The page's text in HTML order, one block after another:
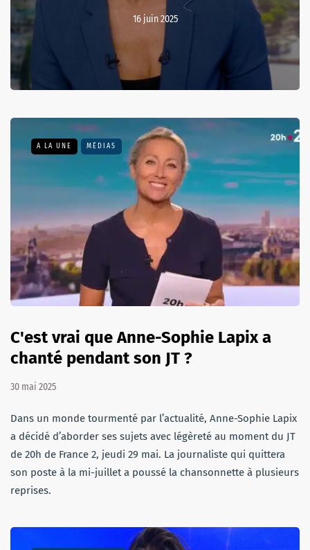
16 juin 2025
A LA UNE MÉDIAS
C'est vrai que Anne-Sophie Lapix a
chanté pendant son JT ?
30 mai 2025
Dans un monde tourmenté par l’actualité, Anne-Sophie Lapix
a décidé d’aborder ses sujets avec légèreté au moment du JT
de 20h de France 2, jeudi 29 mai. La journaliste qui quittera
son poste à la mi-juillet a poussé la chansonnette à plusieurs
reprises.